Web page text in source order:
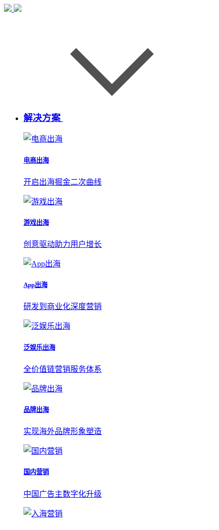
解决方案
电商出海
开启出海掘金二次曲线
游戏出海
创意驱动助力用户增长
App出海
研发到商业化深度营销
泛娱乐出海
全价值链营销服务体系
品牌出海
实现海外品牌形象塑造
国内营销
中国广告主数字化升级